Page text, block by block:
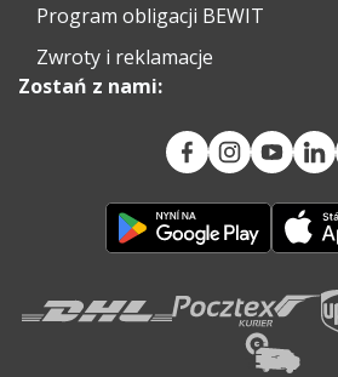
Program obligacji BEWIT
Zwroty i reklamacje
Zostań z nami: